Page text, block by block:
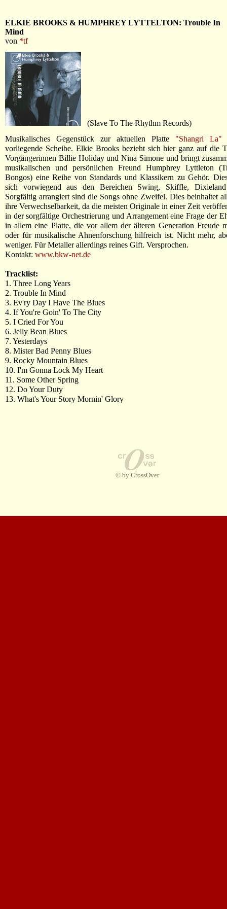
ELKIE BROOKS & HUMPHREY LYTTELTON: Trouble In
Mind
von *tf
(Slave To The Rhythm Records)
Musikalisches Gegenstück zur aktuellen Platte "Shangri La"
vorliegende Scheibe. Elkie Brooks bezieht sich hier ganz auf die
Vorgängerinnen Billie Holiday und Nina Simone und bringt
musikalischen und persönlichen Freund Humphrey Lyttleton
Bongos) eine Reihe von Standards und Klassikern zu Gehör.
sich vorwiegend aus den Bereichen Swing, Skiffle,
Sorgfältig arrangiert sind die Songs ohne Zweifel. Dies beinhaltet
ihre Verwechselbarkeit, da die meisten Originale in einer Zeit
in der sorgfältige Orchestrierung und Arrangement eine Frage der
in allem eine Platte, die vor allem der älteren Generation Freude
oder für musikalische Ahnenforschung hilfreich ist. Nicht mehr,
weniger. Für Metaller allerdings reines Gift. Versprochen.
Kontakt: www.bkw-net.de
Tracklist:
1. Three Long Years
2. Trouble In Mind
3. Ev'ry Day I Have The Blues
4. If You're Goin' To The City
5. I Cried For You
6. Jelly Bean Blues
7. Yesterdays
8. Mister Bad Penny Blues
9. Rocky Mountain Blues
10. I'm Gonna Lock My Heart
11. Some Other Spring
12. Do Your Duty
13. What's Your Story Mornin' Glory
© by CrossOver